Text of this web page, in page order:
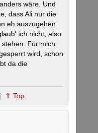
wäre. Und
dass Ali nur die
eh auszugehen
ich nicht, also
Für mich
wird, schon
da die
| ⇑ Top